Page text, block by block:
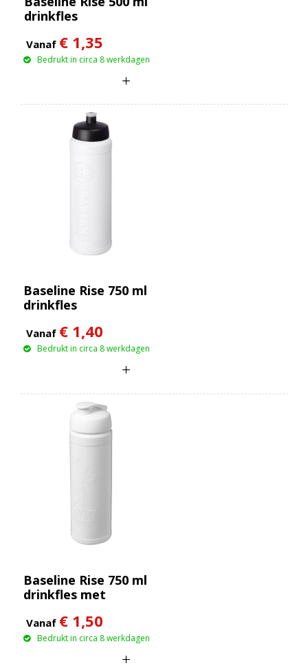
drinkfles
Vanaf € 1,35
Bedrukt in circa 8 werkdagen
Baseline Rise 750 ml
drinkfles
Vanaf € 1,40
Bedrukt in circa 8 werkdagen
Baseline Rise 750 ml
drinkfles met
Vanaf € 1,50
Bedrukt in circa 8 werkdagen